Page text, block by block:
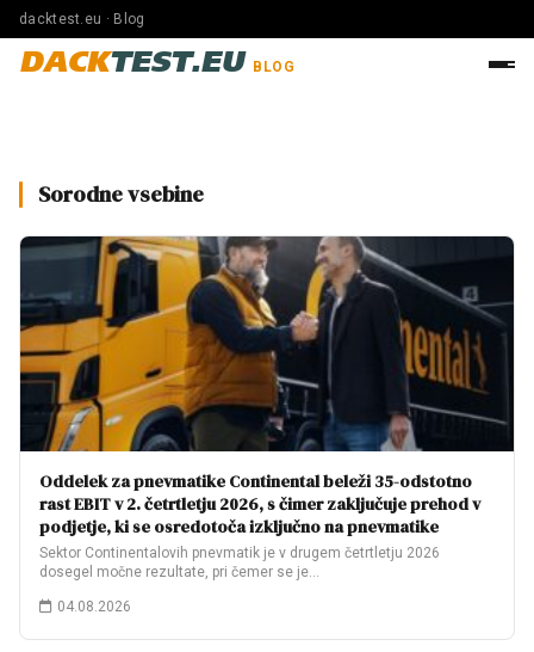
dacktest.eu · Blog
DACKTEST.EU BLOG
Sorodne vsebine
Oddelek za pnevmatike Continental beleži 35-odstotno
rast EBIT v 2. četrtletju 2026, s čimer zaključuje prehod v
podjetje, ki se osredotoča izključno na pnevmatike
Sektor Continentalovih pnevmatik je v drugem četrtletju 2026
dosegel močne rezultate, pri čemer se je…
04.08.2026